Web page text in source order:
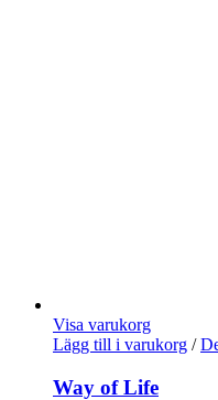
Visa varukorg
Lägg till i varukorg /
Way of Life